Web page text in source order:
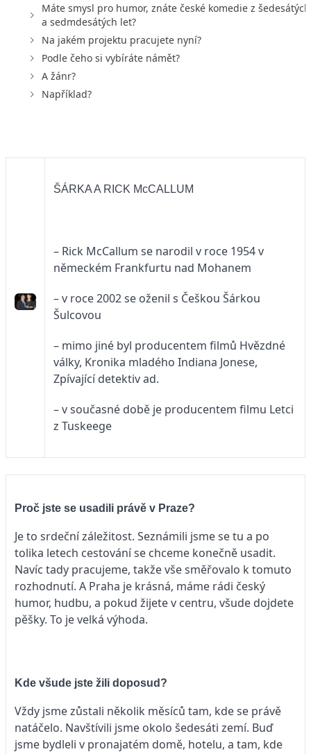
Máte smysl pro humor, znáte české komedie z šedesátých
a sedmdesátých let?
Na jakém projektu pracujete nyní?
Podle čeho si vybíráte námět?
A žánr?
Například?
ŠÁRKA A RICK McCALLUM
– Rick McCallum se narodil v roce 1954 v
německém Frankfurtu nad Mohanem
– v roce 2002 se oženil s Češkou Šárkou
Šulcovou
– mimo jiné byl producentem filmů Hvězdné
války, Kronika mladého Indiana Jonese,
Zpívající detektiv ad.
– v současné době je producentem filmu Letci
z Tuskeege
Proč jste se usadili právě v Praze?
Je to srdeční záležitost. Seznámili jsme se tu a po
tolika letech cestování se chceme konečně usadit.
Navíc tady pracujeme, takže vše směřovalo k tomuto
rozhodnutí. A Praha je krásná, máme rádi český
humor, hudbu, a pokud žijete v centru, všude dojdete
pěšky. To je velká výhoda.
Kde všude jste žili doposud?
Vždy jsme zůstali několik měsíců tam, kde se právě
natáčelo. Navštívili jsme okolo šedesáti zemí. Buď
jsme bydleli v pronajatém domě, hotelu, a tam, kde